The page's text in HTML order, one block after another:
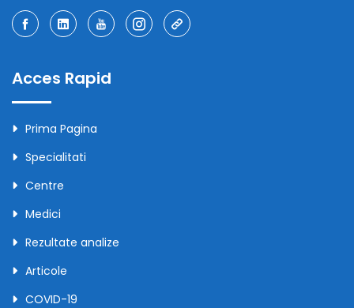
Acces Rapid
Prima Pagina
Specialitati
Centre
Medici
Rezultate analize
Articole
COVID-19